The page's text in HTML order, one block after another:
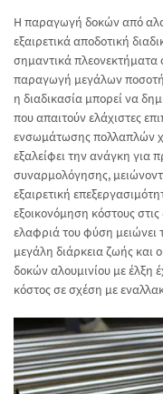
Η παραγωγή δοκών από
εξαιρετικά αποδοτική
σημαντικά πλεονεκτήματα
παραγωγή μεγάλων
η διαδικασία μπορεί να
που απαιτούν ελάχιστες
ενσωμάτωσης πολλαπλών
εξαλείφει την ανάγκη για
συναρμολόγησης,
εξαιρετική
εξοικονόμηση κόστους
ελαφριά του φύση μειώνει
μεγάλη διάρκεια ζωής και
δοκών αλουμινίου με έλξη
κόστος σε σχέση με